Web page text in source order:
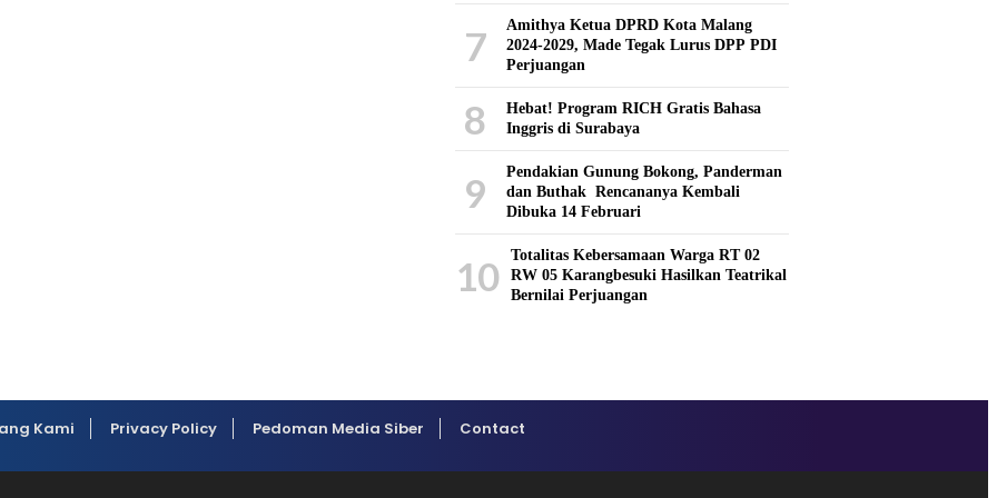
7
Amithya Ketua DPRD Kota Malang
2024-2029, Made Tegak Lurus DPP PDI
Perjuangan
8
Hebat! Program RICH Gratis Bahasa
Inggris di Surabaya
9
Pendakian Gunung Bokong, Panderman
dan Buthak Rencananya Kembali
Dibuka 14 Februari
10
Totalitas Kebersamaan Warga RT 02
RW 05 Karangbesuki Hasilkan Teatrikal
Bernilai Perjuangan
Kami Privacy Policy Pedoman Media Siber Contact